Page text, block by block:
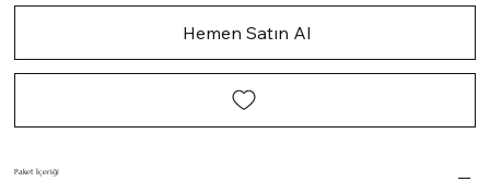
Hemen Satın Al
Paket İçeriği